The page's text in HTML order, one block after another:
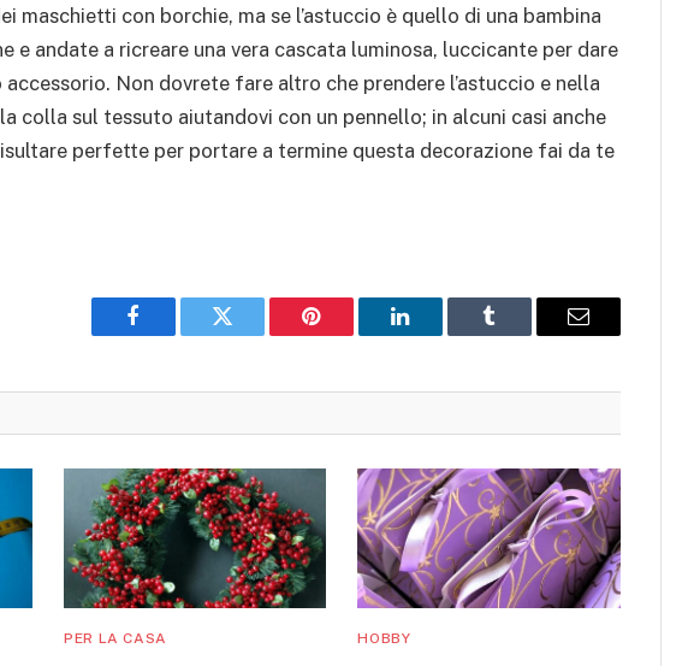
maschietti con borchie, ma se l’astuccio è quello di una bambina
e andate a ricreare una vera cascata luminosa, luccicante per dare
Non dovrete fare altro che prendere l’astuccio e nella
colla sul tessuto aiutandovi con un pennello; in alcuni casi anche
perfette per portare a termine questa decorazione fai da te
Facebook Twitter Pinterest LinkedIn Tumblr Email
PER LA CASA HOBBY